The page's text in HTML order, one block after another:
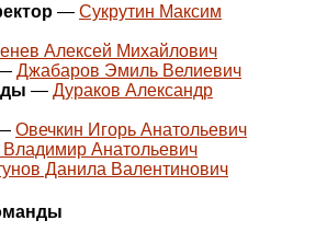
— Сукрутин Максим
Алексей Михайлович
Джабаров Эмиль Велиевич
— Дураков Александр
Овечкин Игорь Анатольевич
Анатольевич
Данила Валентинович